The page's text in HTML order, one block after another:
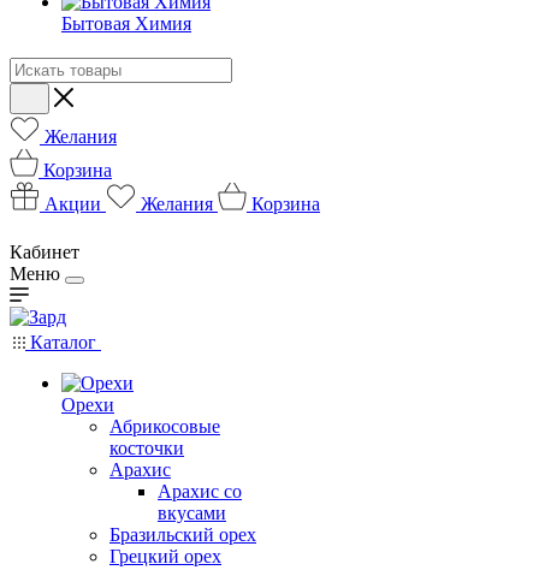
Бытовая Химия
Желания
Корзина
Акции
Желания Корзина
Кабинет
Меню
Каталог
Орехи
Абрикосовые
косточки
Арахис
Арахис со
вкусами
Бразильский орех
Грецкий орех